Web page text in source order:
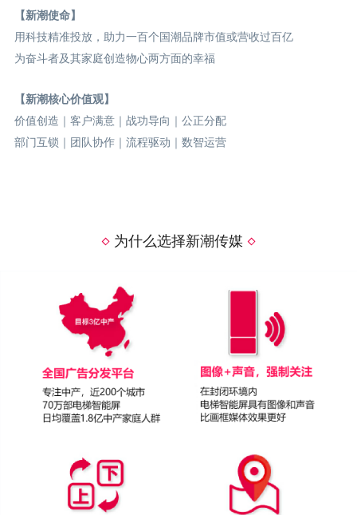
【新潮使命】
用科技精准投放，助力一百个国潮品牌市值或营收过百亿
为奋斗者及其家庭创造物心两方面的幸福
【新潮核心价值观】
价值创造｜客户满意｜战功导向｜公正分配
部门互锁｜团队协作｜流程驱动｜数智运营
为什么选择新潮传媒